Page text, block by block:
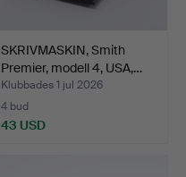
SKRIVMASKIN, Smith
Premier, modell 4, USA,…
Klubbades 1 jul 2026
4 bud
43 USD